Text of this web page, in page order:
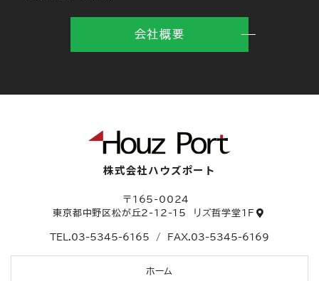
会社概要
株式会社ハウズポート
〒165-0024
東京都中野区松が丘2-12-15 リズ哲学堂1F
TEL.03-5345-6165 / FAX.03-5345-6169
ホーム